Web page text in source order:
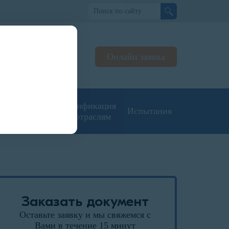
Онлайн заявка
Сертификация
по отраслям
Испытания
Заказать документ
Оставьте заявку и мы свяжемся с
Вами в течение 15 минут